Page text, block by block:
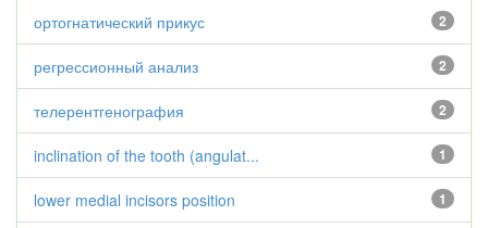
2
ортогнатический прикус
2
регрессионный анализ
2
телерентгенография
1
inclination of the tooth (angulat...
1
lower medial incisors position